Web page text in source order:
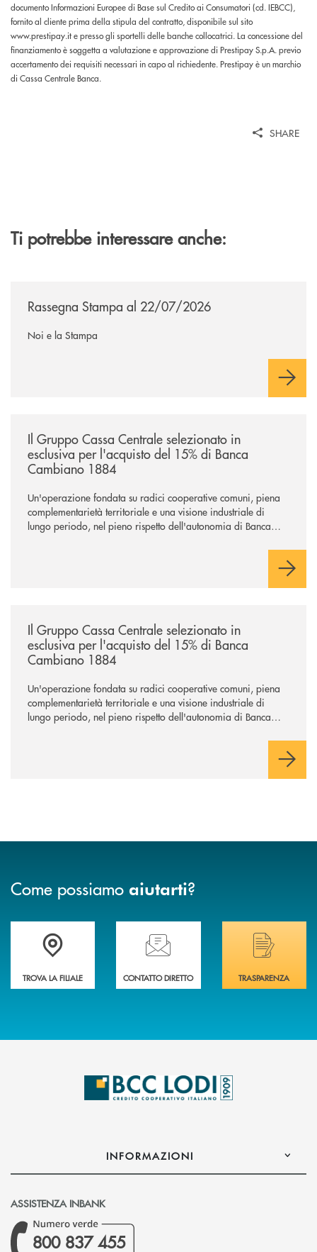
documento Informazioni Europee di Base sul Credito ai Consumatori (cd. IEBCC),
fornito al cliente prima della stipula del contratto, disponibile sul sito
www.prestipay.it e presso gli sportelli delle banche collocatrici. La concessione del
finanziamento è soggetta a valutazione e approvazione di Prestipay S.p.A. previo
accertamento dei requisiti necessari in capo al richiedente. Prestipay è un marchio
di Cassa Centrale Banca.
SHARE
Ti potrebbe interessare anche:
Rassegna Stampa al 22/07/2026
Noi e la Stampa
Il Gruppo Cassa Centrale selezionato in
esclusiva per l'acquisto del 15% di Banca
Cambiano 1884
Un'operazione fondata su radici cooperative comuni, piena
complementarietà territoriale e una visione industriale di
lungo periodo, nel pieno rispetto dell'autonomia di Banca
negoziazione esclusiva per la finalizzazione dell’operazione.
Il Gruppo Cassa Centrale selezionato in
esclusiva per l'acquisto del 15% di Banca
Cambiano 1884
Un'operazione fondata su radici cooperative comuni, piena
complementarietà territoriale e una visione industriale di
lungo periodo, nel pieno rispetto dell'autonomia di Banca
negoziazione esclusiva per la finalizzazione dell’operazione.
Come possiamo aiutarti?
Trova la filiale più vicina a Te
TROVA LA FILIALE
Hai bisogno di assistenza immediata?
CONTATTO DIRETTO
Hai bisogno di
TRASPARENZA
INFORMAZIONI
ASSISTENZA INBANK
800 837 455